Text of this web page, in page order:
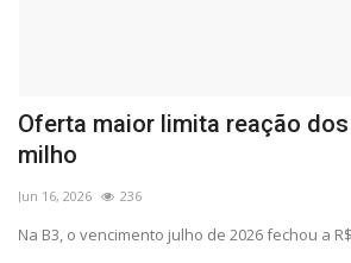
Oferta maior limita reação
milho
Jun 16, 2026 236
Na B3, o vencimento julho de 2026 fechou a